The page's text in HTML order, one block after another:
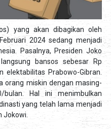
yang akan dibagikan oleh
2024 sedang menjadi
Pasalnya, Presiden Joko
bansos sebesar Rp
elektabilitas Prabowo-Gibran.
orang miskin dengan masing-
bulan. Hal ini menimbulkan
yang telah lama menjadi
Jokowi.